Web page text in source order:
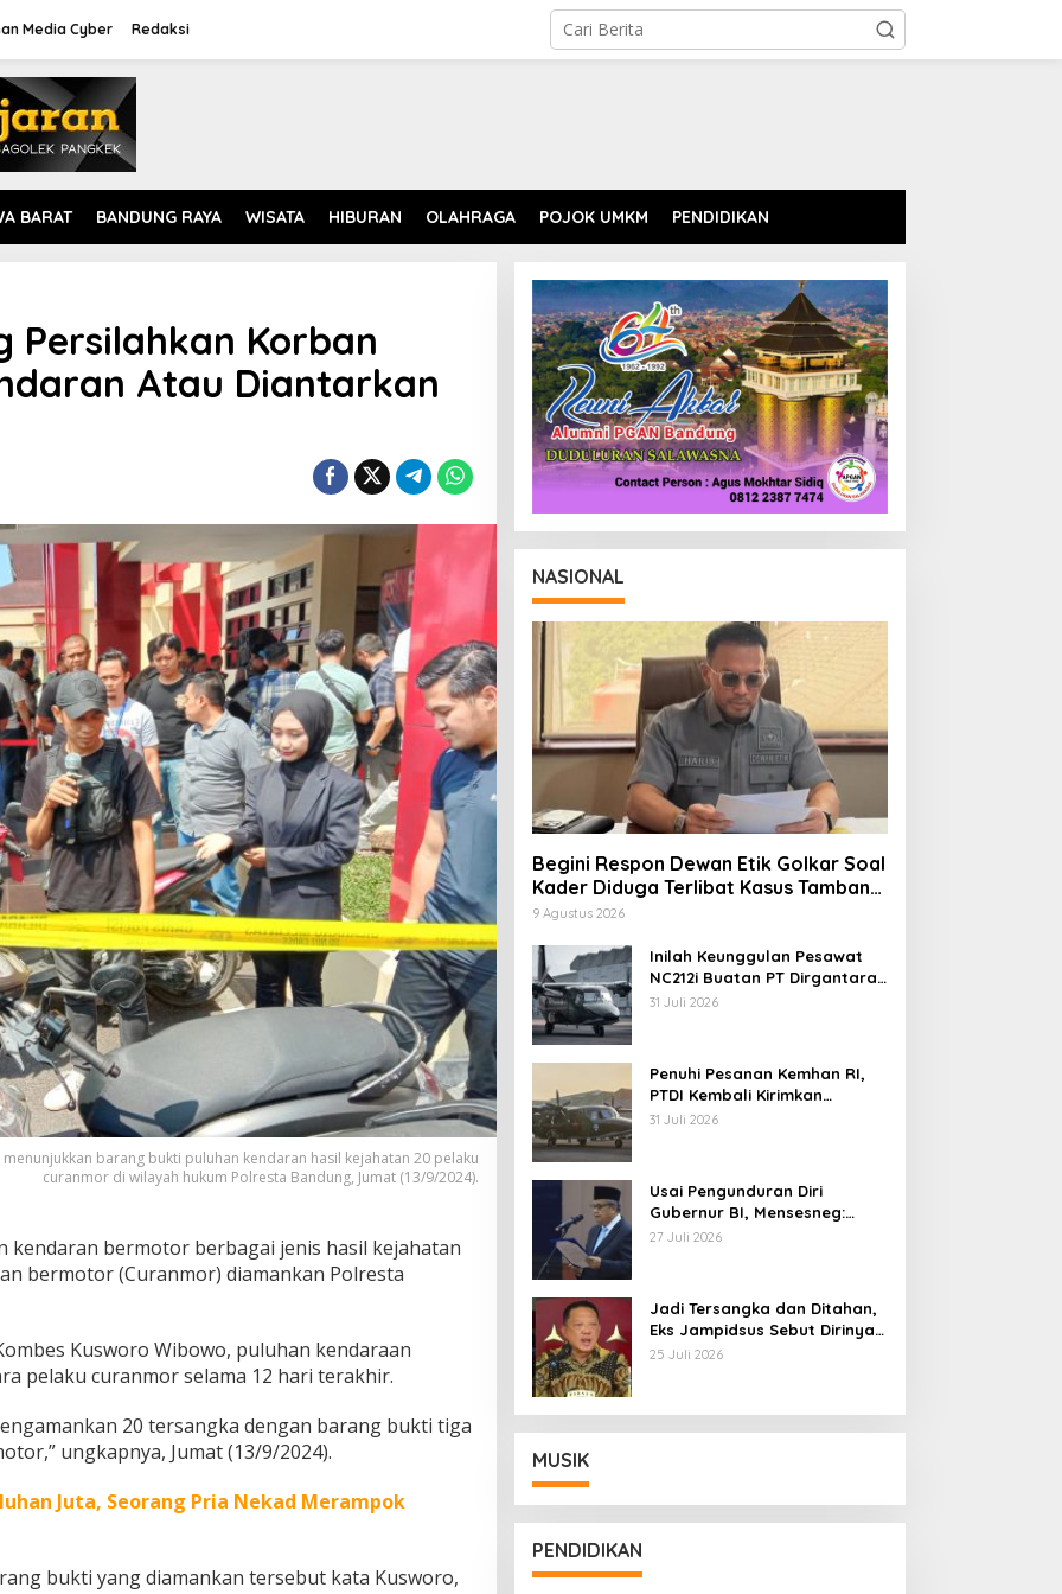
Media Cyber Redaksi
BARAT BANDUNG RAYA WISATA HIBURAN OLAHRAGA POJOK UMKM PENDIDIKAN
Persilahkan Korban
Atau Diantarkan
barang bukti puluhan kendaran hasil kejahatan 20 pelaku
curanmor di wilayah hukum Polresta Bandung, Jumat (13/9/2024).
kendaran bermotor berbagai jenis hasil kejahatan
bermotor (Curanmor) diamankan Polresta
Kusworo Wibowo, puluhan kendaraan
pelaku curanmor selama 12 hari terakhir.
20 tersangka dengan barang bukti tiga
ungkapnya, Jumat (13/9/2024).
Juta, Seorang Pria Nekad Merampok
bukti yang diamankan tersebut kata Kusworo,
NASIONAL
Begini Respon Dewan Etik Golkar Soal
Kader Diduga Terlibat Kasus Tambang
Emas
9 Agustus 2026
Inilah Keunggulan Pesawat
NC212i Buatan PT Dirgantara
Indonesia, Siap Dukung
31 Juli 2026
Penuhi Pesanan Kemhan RI,
PTDI Kembali Kirimkan
Pesawat NC212i ke Pangkalan
31 Juli 2026
Usai Pengunduran Diri
Gubernur BI, Mensesneg:
Segera Terbit Keppres
27 Juli 2026
Jadi Tersangka dan Ditahan,
Eks Jampidsus Sebut Dirinya
Korban Kriminalisasi
25 Juli 2026
MUSIK
PENDIDIKAN